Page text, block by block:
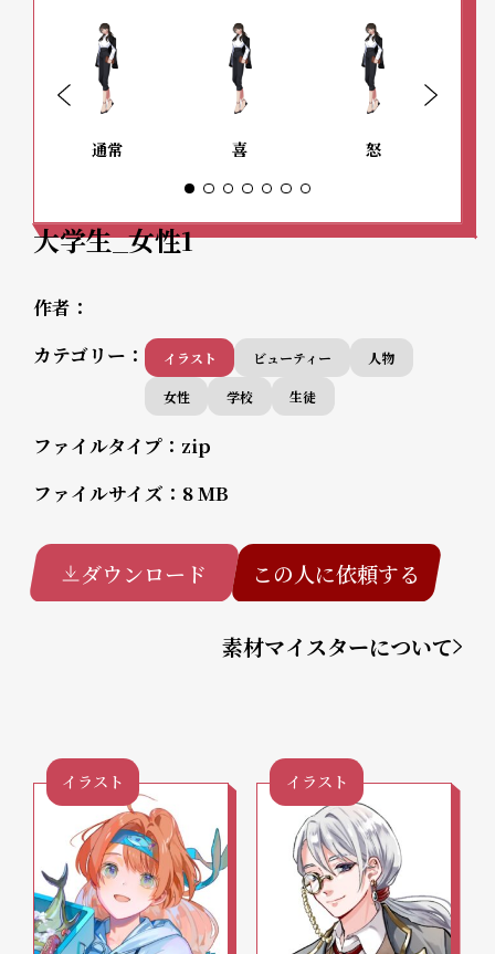
通常 喜 怒
大学生_女性1
作者：
カテゴリー：
イラスト ビューティー 人物
女性 学校 生徒
ファイルタイプ： zip
ファイルサイズ： 8 MB
ダウンロード この人に依頼する
素材マイスターについて
イラスト イラスト